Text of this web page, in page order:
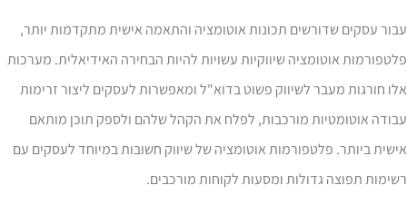
עסקים שדורשים תכונות אוטומציה והתאמה אישית מתקדמות יותר,
אוטומציה שיווקיות עשויות להיות הבחירה האידיאלית. מערכות
חורגות מעבר לשיווק פשוט בדוא"ל ומאפשרות לעסקים ליצור זרימות
אוטומטיות מורכבות, לפלח את הקהל שלהם ולספק תוכן מותאם
ביותר. פלטפורמות אוטומציה של שיווק חשובות במיוחד לעסקים עם
תפוצה גדולות ומסעות לקוחות מורכבים.